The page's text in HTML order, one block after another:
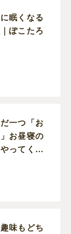
眠くなる
ぽこたろ
一つ「お
お昼寝の
ってくる
ろー育児
味もどち